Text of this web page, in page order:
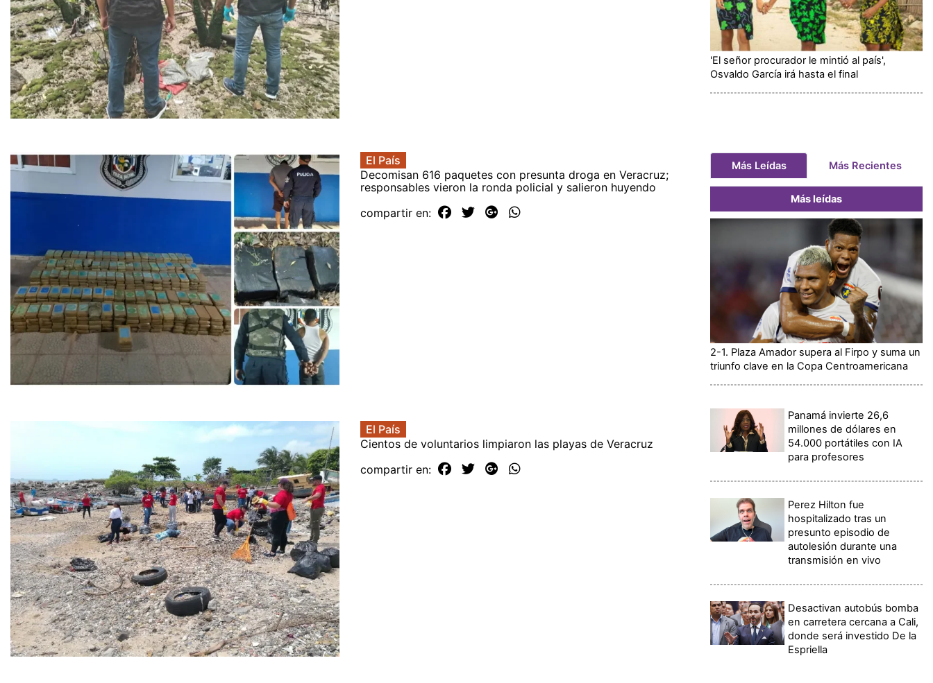
El País
Decomisan 616 paquetes con presunta droga en Veracruz;
responsables vieron la ronda policial y salieron huyendo
compartir en:
El País
Cientos de voluntarios limpiaron las playas de Veracruz
compartir en:
'El señor procurador le mintió al país',
Osvaldo García irá hasta el final
Más Leídas Más Recientes
Más leídas
2-1. Plaza Amador supera al Firpo y suma un
triunfo clave en la Copa Centroamericana
Panamá invierte 26,6
millones de dólares en
54.000 portátiles con IA
para profesores
Perez Hilton fue
hospitalizado tras un
presunto episodio de
autolesión durante una
transmisión en vivo
Desactivan autobús bomba
en carretera cercana a Cali,
donde será investido De la
Espriella